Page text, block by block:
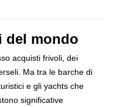
del mondo
acquisti frivoli, dei
Ma tra le barche di
e gli yachts che
significative